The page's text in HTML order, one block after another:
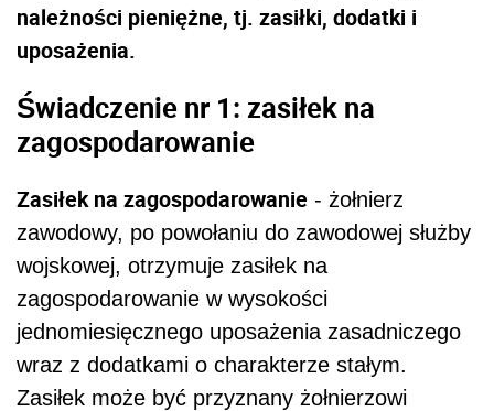
należności pieniężne, tj. zasiłki, dodatki i
uposażenia.
Świadczenie nr 1: zasiłek na
zagospodarowanie
Zasiłek na zagospodarowanie - żołnierz
zawodowy, po powołaniu do zawodowej służby
wojskowej, otrzymuje zasiłek na
zagospodarowanie w wysokości
jednomiesięcznego uposażenia zasadniczego
wraz z dodatkami o charakterze stałym.
Zasiłek może być przyznany żołnierzowi